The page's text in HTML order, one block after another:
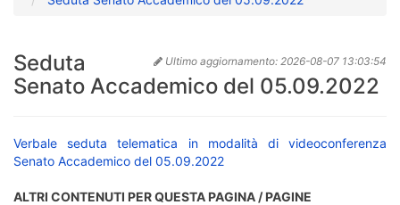
Ultimo aggiornamento: 2026-08-07 13:03:54
Seduta
Senato Accademico del 05.09.2022
Verbale seduta telematica in modalità di videoconferenza
Senato Accademico del 05.09.2022
ALTRI CONTENUTI PER QUESTA PAGINA / PAGINE